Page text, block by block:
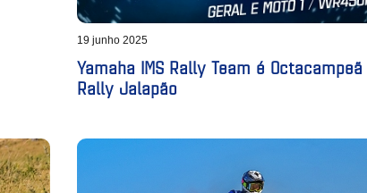
19 junho 2025
Yamaha IMS Rally Team é
Rally Jalapão